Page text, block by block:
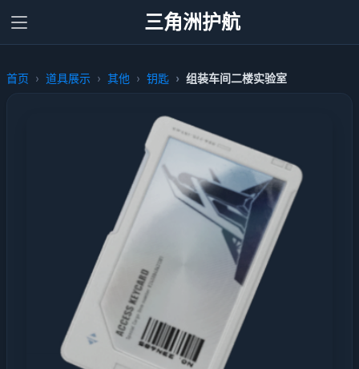
三角洲护航
首页 道具展示 其他 钥匙 组装车间二楼实验室